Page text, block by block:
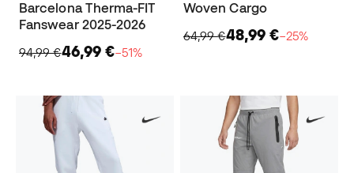
Barcelona Therma-FIT
Fanswear 2025-2026
94,99 €46,99 €−51%
Woven Cargo
64,99 €48,99 €−25%